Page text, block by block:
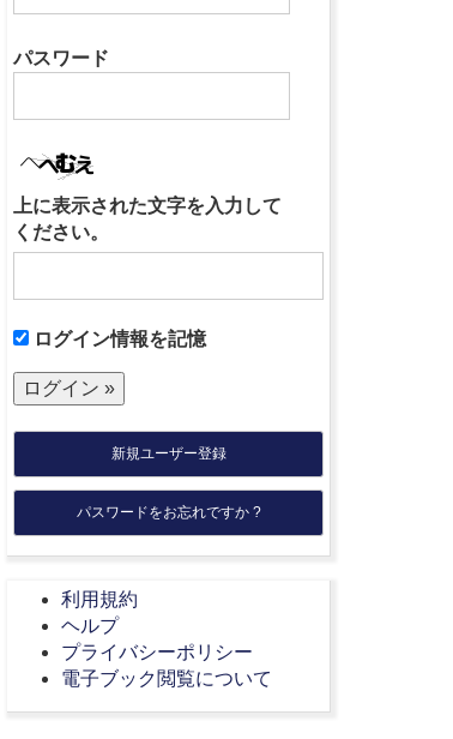
パスワード
上に表示された文字を入力して
ください。
ログイン情報を記憶
新規ユーザー登録
パスワードをお忘れですか ?
利用規約
ヘルプ
プライバシーポリシー
電子ブック閲覧について